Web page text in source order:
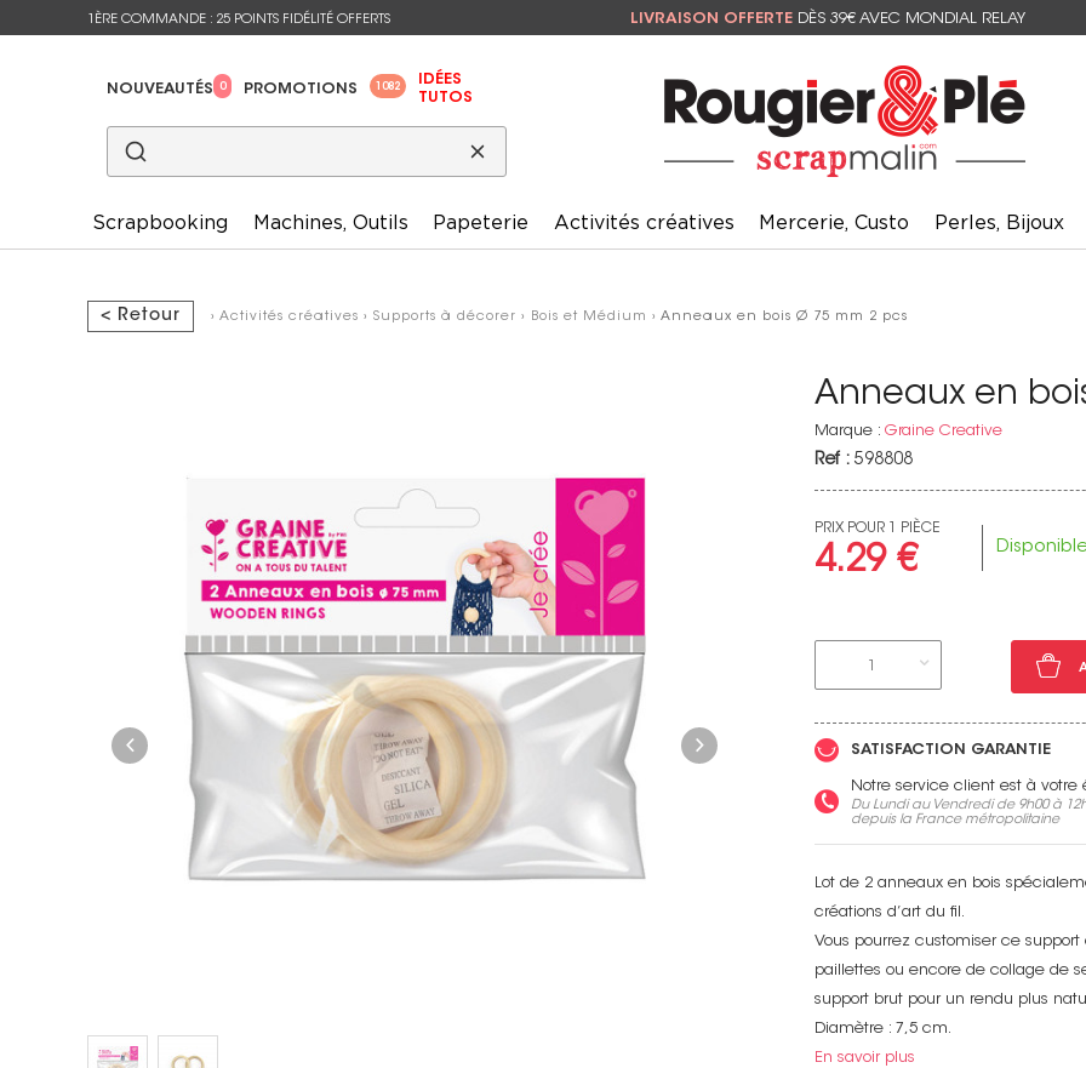
1ÈRE COMMANDE : 25 POINTS FIDÉLITÉ OFFERTS LIVRAISON OFFERTE DÈS 39€ AVEC MONDIAL RELAY
NOUVEAUTÉS 0 PROMOTIONS 1082
IDÉES
TUTOS
Scrapbooking Machines, Outils Papeterie Activités créatives Mercerie, Custo Perles, Bijoux
Voir toutes nos marques
< Retour › Activités créatives › Supports à décorer › Bois et Médium › Anneaux en bois Ø 75 mm 2 pcs
Anneaux en
Marque : Graine Creative
Ref : 598808
PRIX POUR 1 PIÈCE
4.29 €
1
SATISFACTION GARANTIE
Notre service client est à
Du Lundi au Vendredi de 9h00 à
depuis la France métropolitaine
Lot de 2 anneaux en bois
créations d’art du fil.
Vous pourrez customiser ce
paillettes ou encore de collage de
support brut pour un rendu plus
Diamètre : 7,5 cm.
En savoir plus